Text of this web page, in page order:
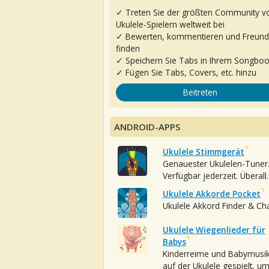
✓ Treten Sie der größten Community
Ukulele-Spielern weltweit bei
✓ Bewerten, kommentieren und
finden
✓ Speichern Sie Tabs in Ihrem
✓ Fügen Sie Tabs, Covers, etc. hinzu
Beitreten
ANDROID-APPS
Ukulele Stimmgerät
Genauester Ukulelen-Tuner.
Verfügbar jederzeit. Überall.
Ukulele Akkorde Pocket
Ukulele Akkord Finder &
Ukulele Wiegenlieder für
Babys
Kinderreime und
auf der Ukulele gespielt, um